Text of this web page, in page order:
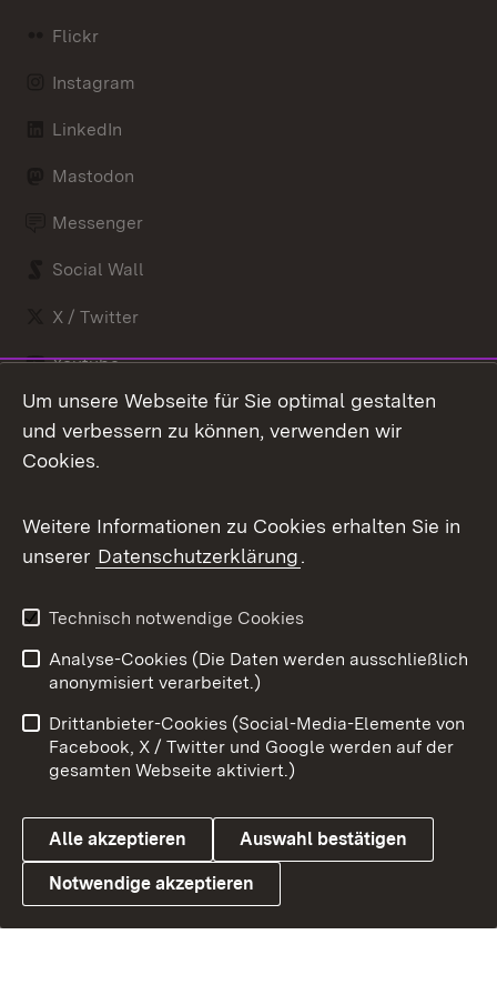
Flickr
Instagram
LinkedIn
Mastodon
Messenger
Social Wall
X / Twitter
Youtube
Link zum Landesportal
Impressum
Datenschutz
Cookies
Um unsere Webseite für Sie optimal gestalten
und verbessern zu können, verwenden wir
Cookies.
Weitere Informationen zu Cookies erhalten Sie in
unserer Datenschutzerklärung.
Technisch notwendige Cookies
Analyse-Cookies (Die Daten werden ausschließlich
anonymisiert verarbeitet.)
Drittanbieter-Cookies (Social-Media-Elemente von
Facebook, X / Twitter und Google werden auf der
gesamten Webseite aktiviert.)
Alle akzeptieren Auswahl bestätigen
Notwendige akzeptieren